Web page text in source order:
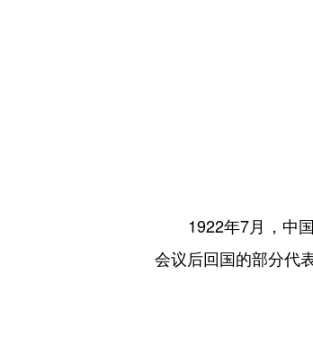
1922年7月，中国
会议后回国的部分代